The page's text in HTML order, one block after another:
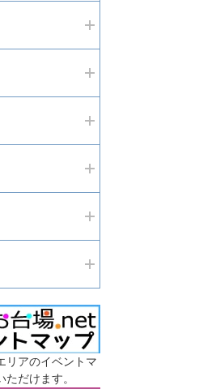
リアのイベントマ
ただけます。